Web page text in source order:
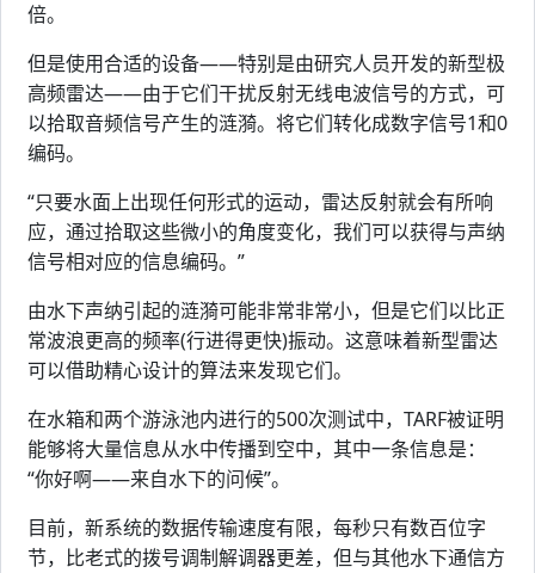
倍。
但是使用合适的设备——特别是由研究人员开发的新型极
高频雷达——由于它们干扰反射无线电波信号的方式，可
以拾取音频信号产生的涟漪。将它们转化成数字信号1和0
编码。
“只要水面上出现任何形式的运动，雷达反射就会有所响
应，通过拾取这些微小的角度变化，我们可以获得与声纳
信号相对应的信息编码。”
由水下声纳引起的涟漪可能非常非常小，但是它们以比正
常波浪更高的频率(行进得更快)振动。这意味着新型雷达
可以借助精心设计的算法来发现它们。
在水箱和两个游泳池内进行的500次测试中，TARF被证明
能够将大量信息从水中传播到空中，其中一条信息是：
“你好啊——来自水下的问候”。
目前，新系统的数据传输速度有限，每秒只有数百位字
节，比老式的拨号调制解调器更差，但与其他水下通信方